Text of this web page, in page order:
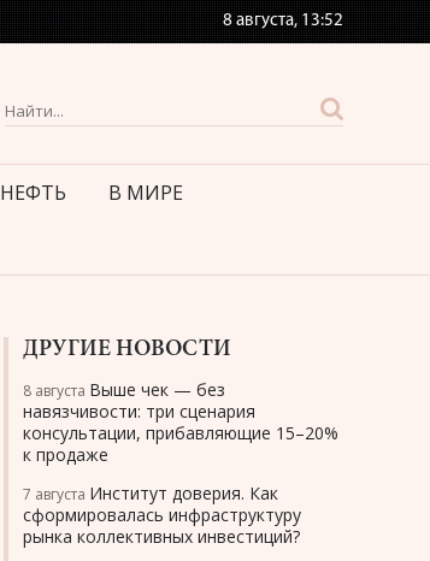
8 августа,13:52
НЕФТЬ В МИРЕ
ДРУГИЕ НОВОСТИ
8 августа Выше чек — без
навязчивости: три сценария
консультации, прибавляющие 15–20%
к продаже
7 августа Институт доверия. Как
сформировалась инфраструктуру
рынка коллективных инвестиций?